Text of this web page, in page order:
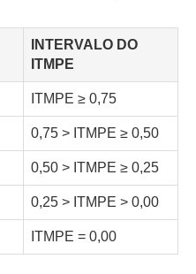
INTERVALO DO
ITMPE
ITMPE ≥ 0,75
0,75 > ITMPE ≥ 0,50
0,50 > ITMPE ≥ 0,25
0,25 > ITMPE > 0,00
ITMPE = 0,00